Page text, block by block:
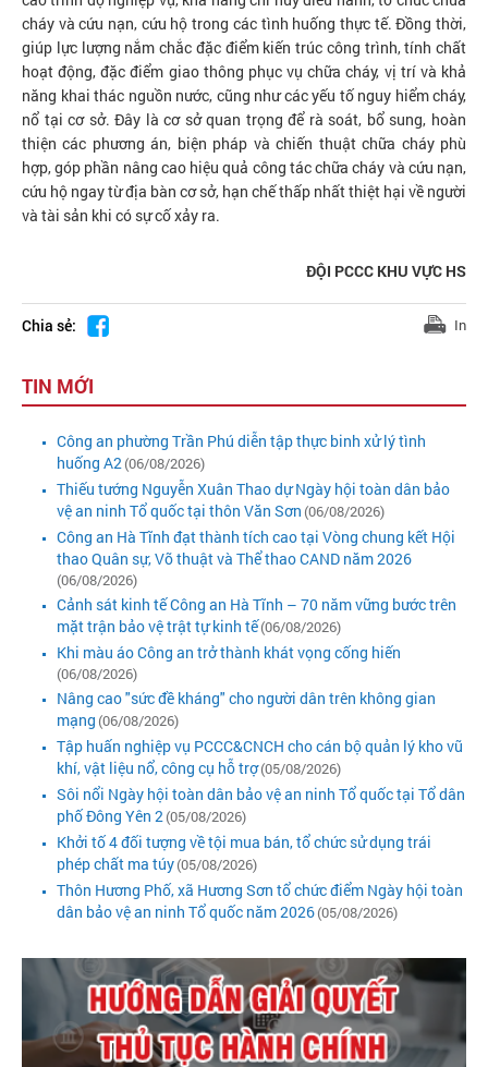
cháy và cứu nạn, cứu hộ trong các tình huống thực tế. Đồng thời,
giúp lực lượng nắm chắc đặc điểm kiến trúc công trình, tính chất
hoạt động, đặc điểm giao thông phục vụ chữa cháy, vị trí và khả
năng khai thác nguồn nước, cũng như các yếu tố nguy hiểm cháy,
nổ tại cơ sở. Đây là cơ sở quan trọng để rà soát, bổ sung, hoàn
thiện các phương án, biện pháp và chiến thuật chữa cháy phù
hợp, góp phần nâng cao hiệu quả công tác chữa cháy và cứu nạn,
cứu hộ ngay từ địa bàn cơ sở, hạn chế thấp nhất thiệt hại về người
và tài sản khi có sự cố xảy ra.
ĐỘI PCCC KHU VỰC HS
Chia sẻ: In
TIN MỚI
Công an phường Trần Phú diễn tập thực binh xử lý tình
huống A2(06/08/2026)
Thiếu tướng Nguyễn Xuân Thao dự Ngày hội toàn dân bảo
vệ an ninh Tổ quốc tại thôn Văn Sơn (06/08/2026)
Công an Hà Tĩnh đạt thành tích cao tại Vòng chung kết Hội
thao Quân sự, Võ thuật và Thể thao CAND năm 2026
(06/08/2026)
Cảnh sát kinh tế Công an Hà Tĩnh – 70 năm vững bước trên
mặt trận bảo vệ trật tự kinh tế(06/08/2026)
Khi màu áo Công an trở thành khát vọng cống hiến
(06/08/2026)
Nâng cao "sức đề kháng" cho người dân trên không gian
mạng (06/08/2026)
Tập huấn nghiệp vụ PCCC&CNCH cho cán bộ quản lý kho vũ
khí, vật liệu nổ, công cụ hỗ trợ(05/08/2026)
Sôi nổi Ngày hội toàn dân bảo vệ an ninh Tổ quốc tại Tổ dân
phố Đông Yên 2(05/08/2026)
Khởi tố 4 đối tượng về tội mua bán, tổ chức sử dụng trái
phép chất ma túy(05/08/2026)
Thôn Hương Phố, xã Hương Sơn tổ chức điểm Ngày hội toàn
dân bảo vệ an ninh Tổ quốc năm 2026(05/08/2026)